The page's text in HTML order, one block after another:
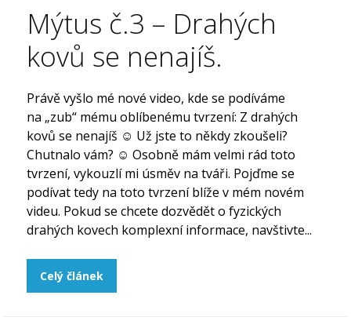
Mýtus č.3 – Drahých
kovů se nenajíš.
Právě vyšlo mé nové video, kde se podíváme
na „zub“ mému oblíbenému tvrzení: Z drahých
kovů se nenajíš ☺ Už jste to někdy zkoušeli?
Chutnalo vám? ☺ Osobně mám velmi rád toto
tvrzení, vykouzlí mi úsměv na tváři. Pojďme se
podívat tedy na toto tvrzení blíže v mém novém
videu. Pokud se chcete dozvědět o fyzických
drahých kovech komplexní informace, navštivte...
Celý článek